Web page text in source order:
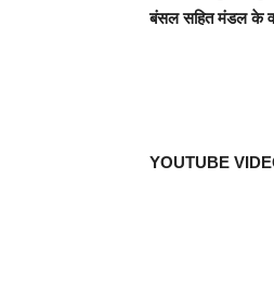
बंसल सहित मंडल के
YOUTUBE